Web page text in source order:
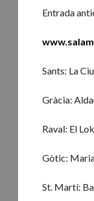
Entrada
Sants: La
Gràcia:
Raval: El
Gòtic:
St. Martí: